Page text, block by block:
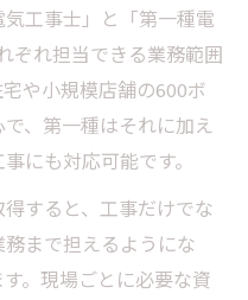
工事士」と「第一種電
ぞれ担当できる業務範囲
や小規模店舗の600ボ
、第一種はそれに加え
にも対応可能です。
すると、工事だけでな
まで担えるようにな
。現場ごとに必要な資